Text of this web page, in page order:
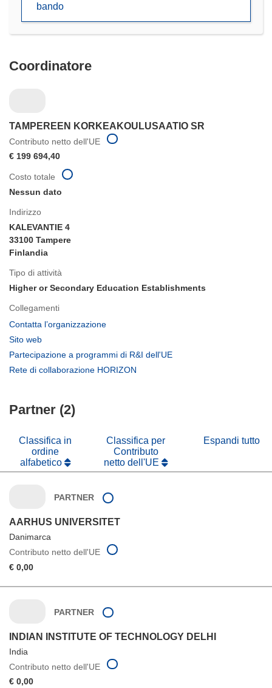
nuova
bando
Coordinatore
TAMPEREEN KORKEAKOULUSAATIO SR
Contributo netto dell'UE
€ 199 694,40
Indirizzo
KALEVANTIE 4
33100 Tampere
Finlandia
Tipo di attività
Higher or Secondary Education Establishments
Collegamenti
Contatta l’organizzazione
nuova
Sito web
apre
finestra)
Partecipazione a programmi di R&I dell'UE
Rete di collaborazione HORIZON
Costo totale
Nessun dato
Partner (2)
Classifica in
ordine
alfabetico
Classifica per
Contributo
netto dell'UE
Espandi tutto
PARTNER
AARHUS UNIVERSITET
Danimarca
Contributo netto dell'UE
€ 0,00
PARTNER
INDIAN INSTITUTE OF TECHNOLOGY DELHI
India
Contributo netto dell'UE
€ 0,00